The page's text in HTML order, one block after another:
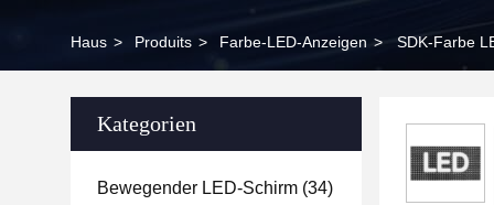
Haus > Produits > Farbe-LED-Anzeigen > SDK-Farbe
Kategorien
Bewegender LED-Schirm (34)